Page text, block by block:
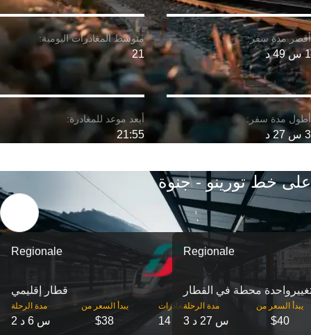
1 س 49 د
3 س 27 د
21
21:55
على خط تورينو - جنوة
Regionale
قطار إقليمي
مدة الرحلة
2 س 6 د
‎يبدأ السعر من
$38
‎المغادرات
14
Regionale
محطة في القطار
مدة الرحلة
3 س 27 د
‎يبدأ السعر من
$40